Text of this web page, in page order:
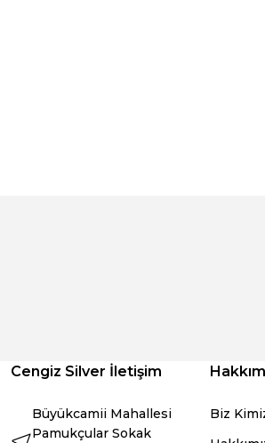
Cengiz Silver İletişim
Büyükcamii Mahallesi
Pamukçular Sokak
Biz